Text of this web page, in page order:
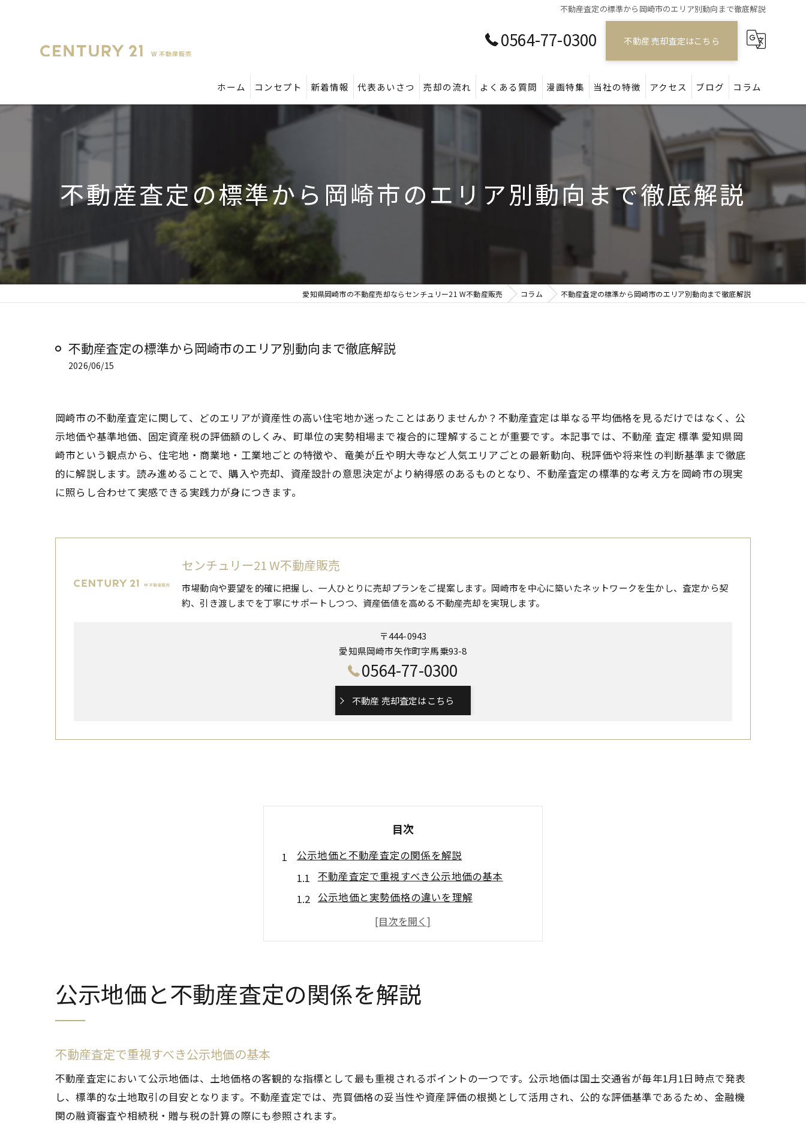
不動産査定の標準から岡崎市のエリア別動向まで徹底解説
0564-77-0300 不動産 売却査定はこちら
ホーム コンセプト 新着情報 代表あいさつ 売却の流れ よくある質問 漫画特集 当社の特徴
アパート
アクセス ブログ コラム
不動産査定の標準から岡崎市のエリア別動向まで徹底解説
愛知県岡崎市の不動産売却ならセンチュリー21 W不動産販売 コラム 不動産査定の標準から岡崎市のエリア別動向まで徹底解説
不動産査定の標準から岡崎市のエリア別動向まで徹底解説
2026/06/15
岡崎市の不動産査定に関して、どのエリアが資産性の高い住宅地か迷ったことはありませんか？不動産査定は単なる平均価格を見るだけではなく、公
示地価や基準地価、固定資産税の評価額のしくみ、町単位の実勢相場まで複合的に理解することが重要です。本記事では、不動産 査定 標準 愛知県岡
崎市という観点から、住宅地・商業地・工業地ごとの特徴や、竜美が丘や明大寺など人気エリアごとの最新動向、税評価や将来性の判断基準まで徹底
的に解説します。読み進めることで、購入や売却、資産設計の意思決定がより納得感のあるものとなり、不動産査定の標準的な考え方を岡崎市の現実
に照らし合わせて実感できる実践力が身につきます。
センチュリー21 W不動産販売
市場動向や要望を的確に把握し、一人ひとりに売却プランをご提案します。岡崎市を中心に築いたネットワークを生かし、査定から契
約、引き渡しまでを丁寧にサポートしつつ、資産価値を高める不動産売却を実現します。
〒444-0943
愛知県岡崎市矢作町字馬乗93-8
0564-77-0300
不動産 売却査定はこちら
目次
公示地価と不動産査定の関係を解説
不動産査定で重視すべき公示地価の基本
公示地価と実勢価格の違いを理解
岡崎市の不動産査定に役立つ公示地価の動向
不動産査定時に知りたい基準地価の見方
住宅地・商業地の標準的な査定視点
住宅地の不動産査定で重視すべきポイント
不動産査定に活かせる物件周辺環境の重要性
将来性重視で不動産査定を考える方法
公示地価と不動産査定の関係を解説
不動産査定で重視すべき公示地価の基本
不動産査定において公示地価は、土地価格の客観的な指標として最も重視されるポイントの一つです。公示地価は国土交通省が毎年1月1日時点で発表
し、標準的な土地取引の目安となります。不動産査定では、売買価格の妥当性や資産評価の根拠として活用され、公的な評価基準であるため、金融機
関の融資審査や相続税・贈与税の計算の際にも参照されます。